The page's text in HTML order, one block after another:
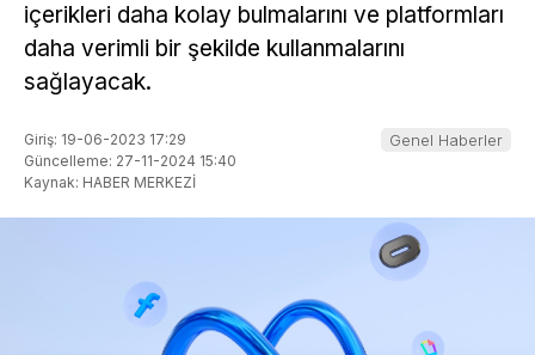
içerikleri daha kolay bulmalarını ve platformları
daha verimli bir şekilde kullanmalarını
sağlayacak.
Giriş: 19-06-2023 17:29
Güncelleme: 27-11-2024 15:40
Kaynak: HABER MERKEZİ
Genel Haberler